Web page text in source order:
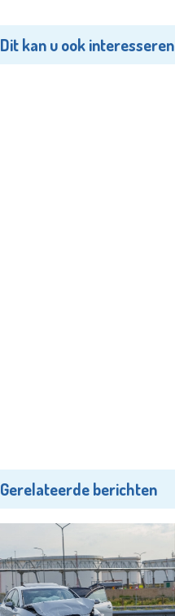
Dit kan u ook interesseren
Gerelateerde berichten